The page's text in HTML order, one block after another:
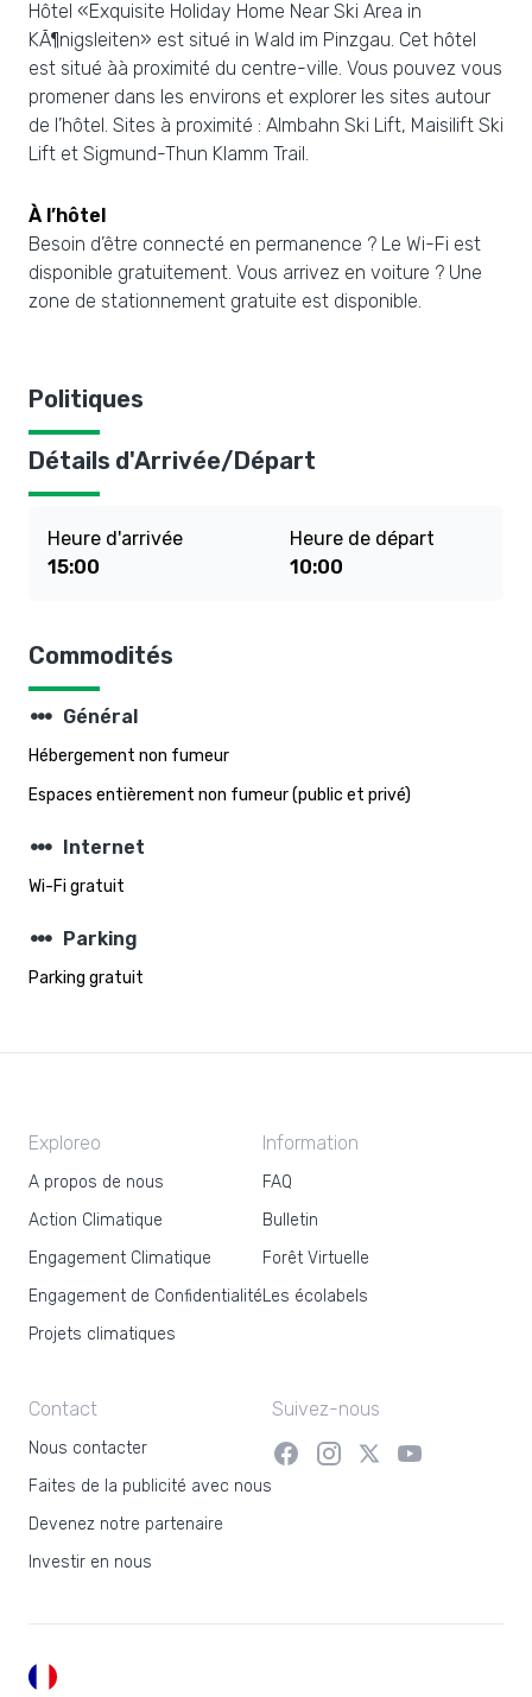
Hôtel «Exquisite Holiday Home Near Ski Area in
KÃ¶nigsleiten» est situé in Wald im Pinzgau. Cet hôtel
est situé àà proximité du centre-ville. Vous pouvez vous
promener dans les environs et explorer les sites autour
de l’hôtel. Sites à proximité : Almbahn Ski Lift, Maisilift Ski
Lift et Sigmund-Thun Klamm Trail.
À l’hôtel
Besoin d’être connecté en permanence ? Le Wi-Fi est
disponible gratuitement. Vous arrivez en voiture ? Une
zone de stationnement gratuite est disponible.
Politiques
Détails d'Arrivée/Départ
Heure d'arrivée
15:00
Heure de départ
10:00
Commodités
steppers Général
Hébergement non fumeur
Espaces entièrement non fumeur (public et privé)
steppers Internet
Wi-Fi gratuit
steppers Parking
Parking gratuit
Exploreo
A propos de nous
Action Climatique
Engagement Climatique
Engagement de Confidentialité
Projets climatiques
Information
FAQ
Bulletin
Forêt Virtuelle
Les écolabels
Contact
Nous contacter
Faites de la publicité avec nous
Devenez notre partenaire
Investir en nous
Suivez-nous